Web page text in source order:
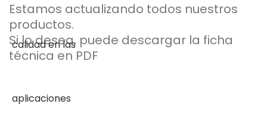
Estamos actualizando todos nuestros
productos.
Si lo desea, puede descargar la ficha
técnica en PDF